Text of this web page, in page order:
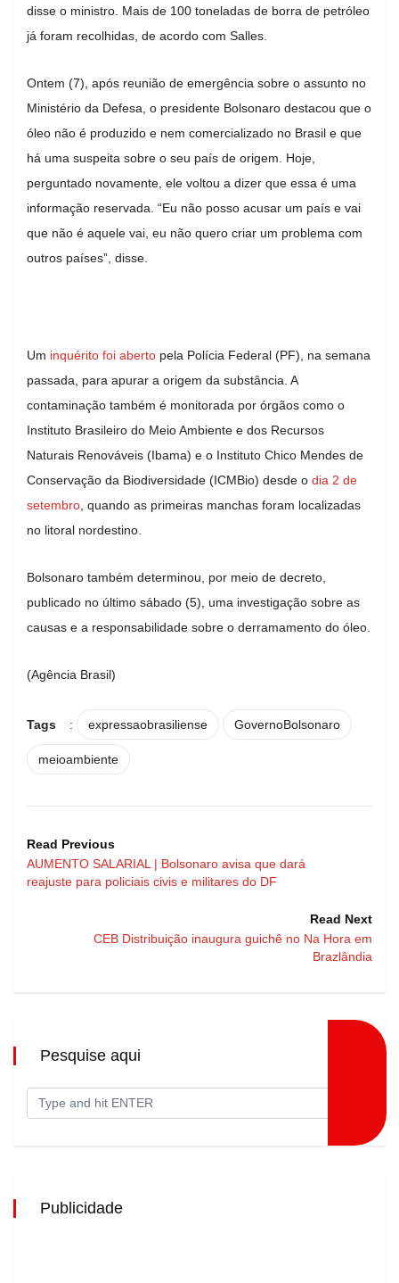
disse o ministro. Mais de 100 toneladas de borra de petróleo
já foram recolhidas, de acordo com Salles.
Ontem (7), após reunião de emergência sobre o assunto no
Ministério da Defesa, o presidente Bolsonaro destacou que o
óleo não é produzido e nem comercializado no Brasil e que
há uma suspeita sobre o seu país de origem. Hoje,
perguntado novamente, ele voltou a dizer que essa é uma
informação reservada. “Eu não posso acusar um país e vai
que não é aquele vai, eu não quero criar um problema com
outros países”, disse.
Um inquérito foi aberto pela Polícia Federal (PF), na semana
passada, para apurar a origem da substância. A
contaminação também é monitorada por órgãos como o
Instituto Brasileiro do Meio Ambiente e dos Recursos
Naturais Renováveis (Ibama) e o Instituto Chico Mendes de
Conservação da Biodiversidade (ICMBio) desde o dia 2 de
setembro , quando as primeiras manchas foram localizadas
no litoral nordestino.
Bolsonaro também determinou, por meio de decreto,
publicado no último sábado (5), uma investigação sobre as
causas e a responsabilidade sobre o derramamento do óleo.
(Agência Brasil)
Tags : expressaobrasiliense GovernoBolsonaro
meioambiente
Read Previous
AUMENTO SALARIAL | Bolsonaro avisa que dará
reajuste para policiais civis e militares do DF
Read Next
CEB Distribuição inaugura guichê no Na Hora em
Brazlândia
Pesquise aqui
Publicidade